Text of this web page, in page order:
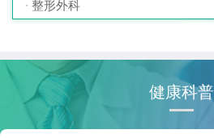
整形外科
健康科普